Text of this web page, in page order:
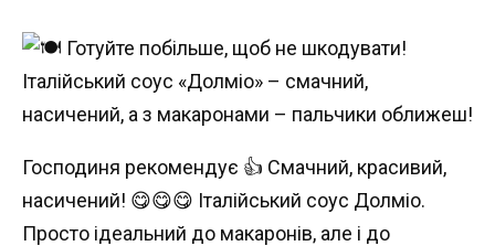
Господиня рекомендує 👍 Смачний, красивий,
насичений! 😋😋😋 Італійський соус Долміо.
Просто ідеальний до макаронів, але і до